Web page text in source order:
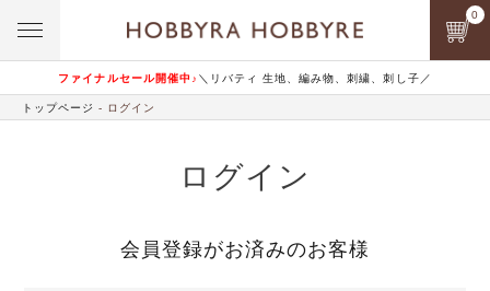
ファイナルセール開催中♪ ＼リバティ 生地、編み物、刺繍、刺し子／
0
トップページ ログイン
ログイン
会員登録がお済みのお客様